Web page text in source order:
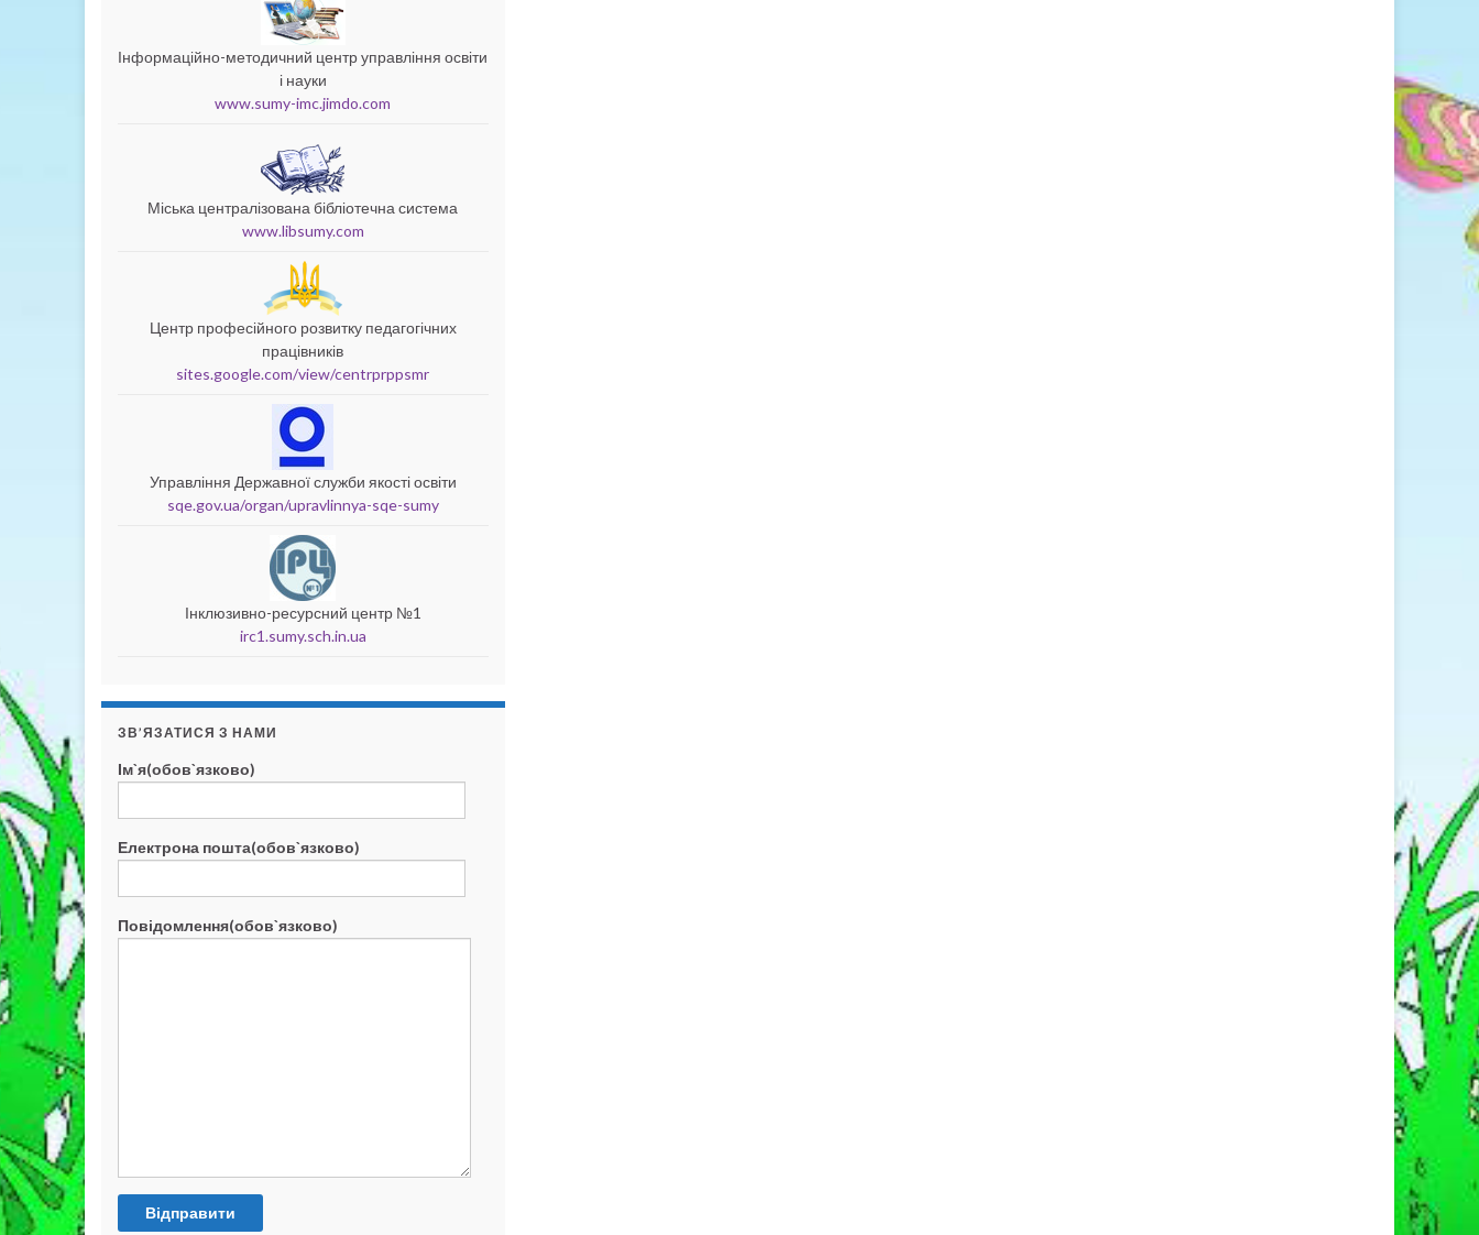
Інформаційно-методичний центр управління освіти
і науки
www.sumy-imc.jimdo.com
Міська централізована бібліотечна система
www.libsumy.com
Центр професійного розвитку педагогічних
працівників
sites.google.com/view/centrprppsmr
Управління Державної служби якості освіти
sqe.gov.ua/organ/upravlinnya-sqe-sumy
Інклюзивно-ресурсний центр №1
irc1.sumy.sch.in.ua
ЗВ’ЯЗАТИСЯ З НАМИ
Ім`я(обов`язково)
Електрона пошта(обов`язково)
Повідомлення(обов`язково)